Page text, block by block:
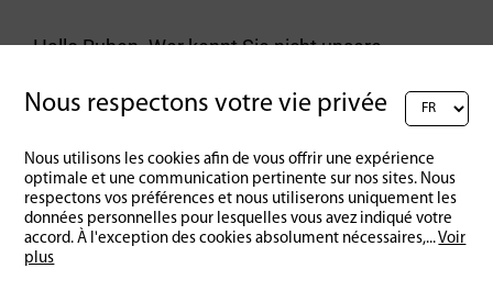
Hallo Ruben. Wer kennt Sie nicht unsere
Muss ich mir merken.
réponse
Rédigez un commentaire :
Nous respectons votre vie privée
Nous utilisons les cookies afin de vous offrir une expérience
optimale et une communication pertinente sur nos sites. Nous
respectons vos préférences et nous utiliserons uniquement les
données personnelles pour lesquelles vous avez indiqué votre
accord. À l'exception des cookies absolument nécessaires,...Voir
plus